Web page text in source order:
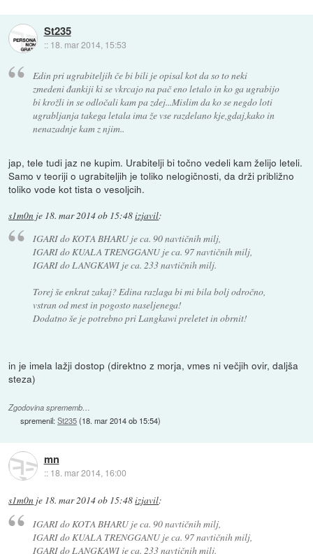
St235
:: 18. mar 2014, 15:53
Edin pri ugrabiteljih če bi bili je opisal kot da so to neki
zmedeni đankiji ki se vkrcajo na pač eno letalo in ko ga ugrabijo
bi krožli in se odločali kam pa zdej...Mislim da ko se negdo loti
ugrabljanja takega letala ima že vse razdelano kje,gdaj,kako in
nenazadnje kam z njim..
jap, tele tudi jaz ne kupim. Urabitelji bi točno vedeli kam želijo leteli.
Samo v teoriji o ugrabiteljih je toliko nelogičnosti, da drži približno
toliko vode kot tista o vesoljcih.
s1m0n je 18. mar 2014 ob 15:48izjavil:
IGARI do KOTA BHARU je ca. 90 navtičnih milj,
IGARI do KUALA TRENGGANU je ca. 97 navtičnih milj,
IGARI do LANGKAWI je ca. 233 navtičnih milj.
Torej še enkrat zakaj? Edina razlaga bi mi bila bolj odročno,
vstran od mest in pogosto naseljenega!
Dodatno še je potrebno pri Langkawi preletet in obrnit!
in je imela lažji dostop (direktno z morja, vmes ni večjih ovir, daljša
steza)
Zgodovina sprememb…
spremenil:St235(18. mar 2014 ob 15:54)
mn
:: 18. mar 2014, 16:00
s1m0n je 18. mar 2014 ob 15:48izjavil:
IGARI do KOTA BHARU je ca. 90 navtičnih milj,
IGARI do KUALA TRENGGANU je ca. 97 navtičnih milj,
IGARI do LANGKAWI je ca. 233 navtičnih milj.